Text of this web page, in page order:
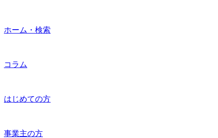
ホーム・検索
コラム
はじめての方
事業主の方